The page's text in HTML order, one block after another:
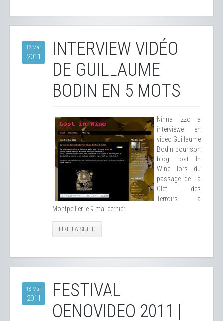
18 Mai
2011
INTERVIEW VIDÉO
DE GUILLAUME
BODIN EN 5 MOTS
Ninna Izzo a
interviewé en
vidéo Guillaume
Bodin pour son
blog Lost In
Wine lors du
passage de La
Clef des
Terroirs à
Montpellier le 9 mai dernier:
LIRE LA SUITE
18 Mai
2011
FESTIVAL
OENOVIDEO 2011 |